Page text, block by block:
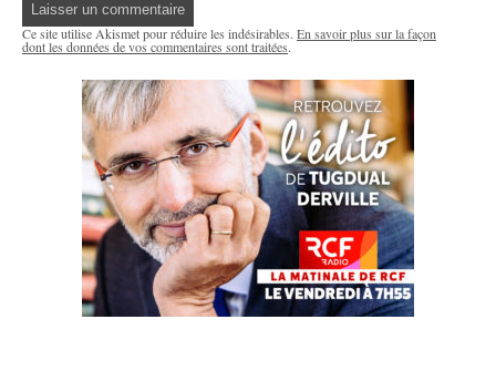
Ce site utilise Akismet pour réduire les indésirables. En savoir plus sur la façon
dont les données de vos commentaires sont traitées.